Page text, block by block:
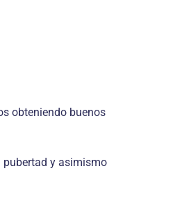
obteniendo buenos
pubertad y asimismo